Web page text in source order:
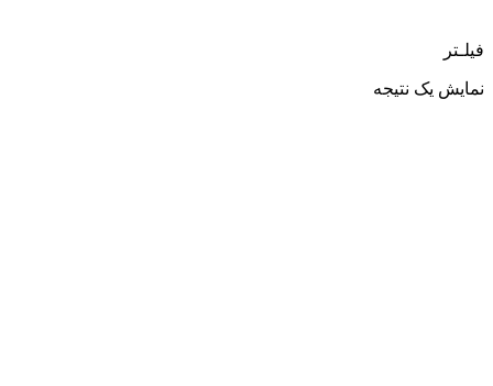
فیلـتر
نمایش یک نتیجه